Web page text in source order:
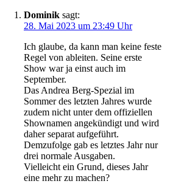
Dominik sagt:
28. Mai 2023 um 23:49 Uhr
Ich glaube, da kann man keine feste
Regel von ableiten. Seine erste
Show war ja einst auch im
September.
Das Andrea Berg-Spezial im
Sommer des letzten Jahres wurde
zudem nicht unter dem offiziellen
Shownamen angekündigt und wird
daher separat aufgeführt.
Demzufolge gab es letztes Jahr nur
drei normale Ausgaben.
Vielleicht ein Grund, dieses Jahr
eine mehr zu machen?